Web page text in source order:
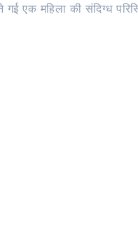
एक महिला की संदिग्ध